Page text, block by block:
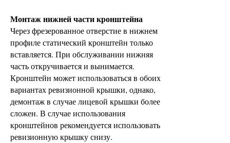
Монтаж нижней части кронштейна
Через фрезерованное отверстие в нижнем
профиле статический кронштейн только
вставляется. При обслуживании нижняя
часть откручивается и вынимается.
Кронштейн может использоваться в обоих
вариантах ревизионной крышки, однако,
демонтаж в случае лицевой крышки более
сложен. В случае использования
кронштейнов рекомендуется использовать
ревизионную крышку снизу.